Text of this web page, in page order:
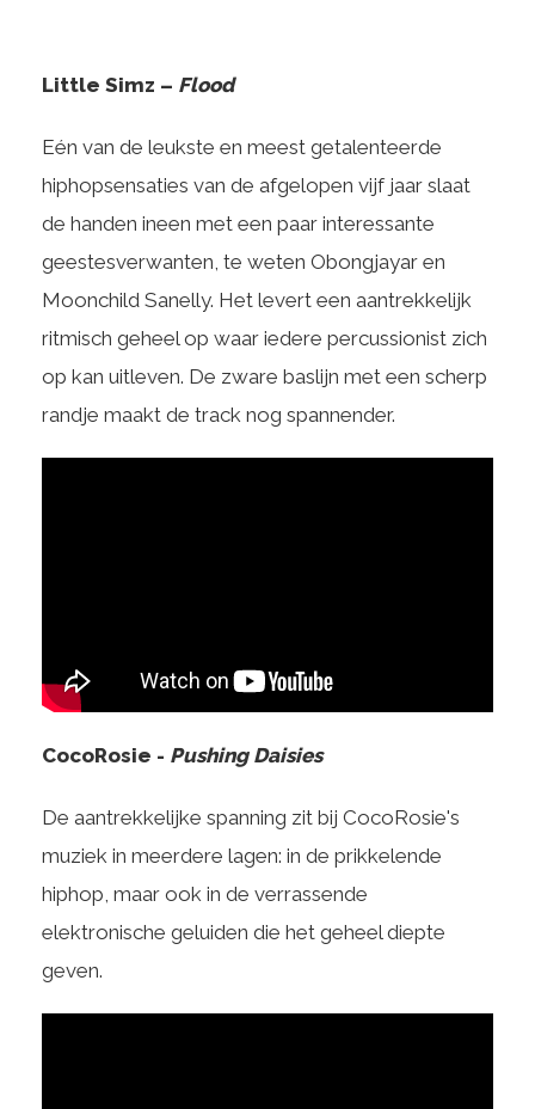
Little Simz – Flood
Eén van de leukste en meest getalenteerde
hiphopsensaties van de afgelopen vijf jaar slaat
de handen ineen met een paar interessante
geestesverwanten, te weten Obongjayar en
Moonchild Sanelly. Het levert een aantrekkelijk
ritmisch geheel op waar iedere percussionist zich
op kan uitleven. De zware baslijn met een scherp
randje maakt de track nog spannender.
CocoRosie - Pushing Daisies
De aantrekkelijke spanning zit bij CocoRosie's
muziek in meerdere lagen: in de prikkelende
hiphop, maar ook in de verrassende
elektronische geluiden die het geheel diepte
geven.